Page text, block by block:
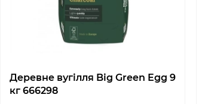
Деревне вугілля Big Green Egg 9
кг 666298